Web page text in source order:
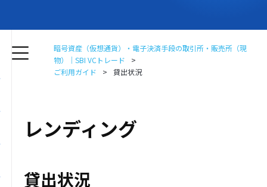
暗号資産（仮想通貨）・電子決済手段の取引所・販売所（現
物）｜SBI VCトレード
ご利用ガイド
貸出状況
レンディング
貸出状況